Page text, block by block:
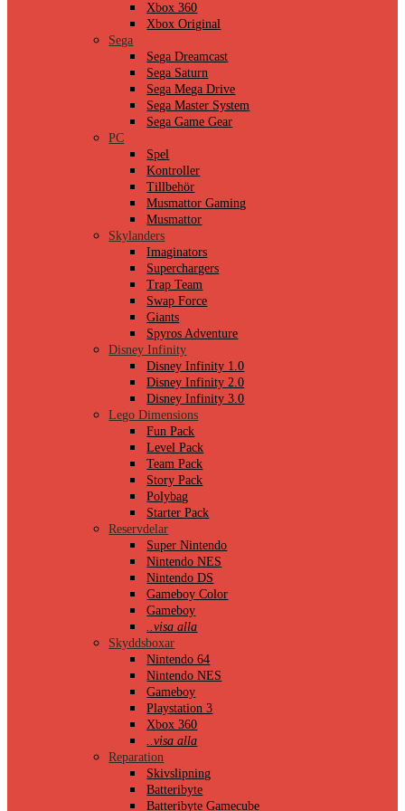
Xbox 360
Xbox Original
Sega
Sega Dreamcast
Sega Saturn
Sega Mega Drive
Sega Master System
Sega Game Gear
PC
Spel
Kontroller
Tillbehör
Musmattor Gaming
Musmattor
Skylanders
Imaginators
Superchargers
Trap Team
Swap Force
Giants
Spyros Adventure
Disney Infinity
Disney Infinity 1.0
Disney Infinity 2.0
Disney Infinity 3.0
Lego Dimensions
Fun Pack
Level Pack
Team Pack
Story Pack
Polybag
Starter Pack
Reservdelar
Super Nintendo
Nintendo NES
Nintendo DS
Gameboy Color
Gameboy
..visa alla
Skyddsboxar
Nintendo 64
Nintendo NES
Gameboy
Playstation 3
Xbox 360
..visa alla
Reparation
Skivslipning
Batteribyte
Batteribyte Gamecube